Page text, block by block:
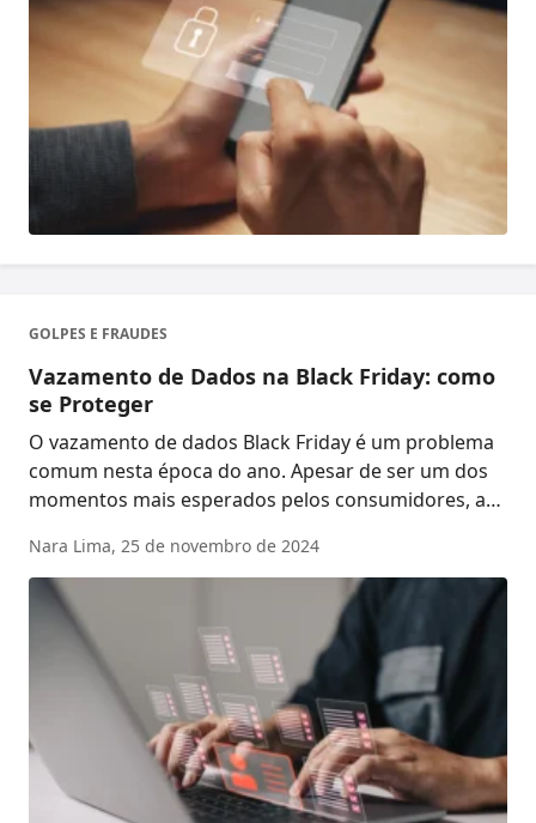
GOLPES E FRAUDES
Vazamento de Dados na Black Friday: como
se Proteger
O vazamento de dados Black Friday é um problema
comum nesta época do ano. Apesar de ser um dos
momentos mais esperados pelos consumidores, a
Nara Lima, 25 de novembro de 2024